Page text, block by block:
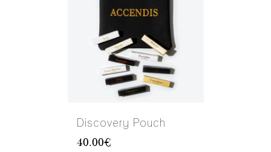
Discovery Pouch
40.00€